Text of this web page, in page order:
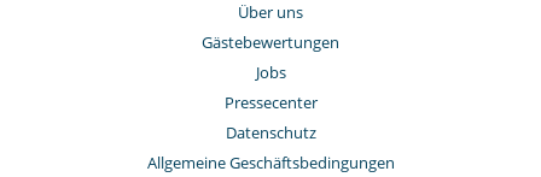
Über uns
Gästebewertungen
Jobs
Pressecenter
Datenschutz
Allgemeine Geschäftsbedingungen